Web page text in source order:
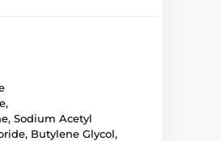
Sodium Acetyl
Butylene Glycol,